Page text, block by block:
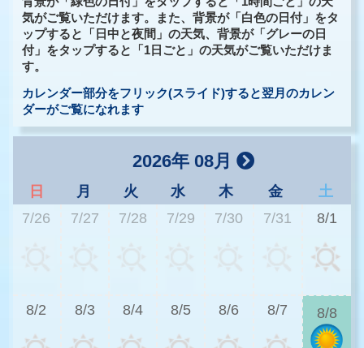
気がご覧いただけます。また、背景が「白色の日付」をタ
ップすると「日中と夜間」の天気、背景が「グレーの日
付」をタップすると「1日ごと」の天気がご覧いただけま
す。
カレンダー部分をフリック(スライド)すると翌月のカレン
ダーがご覧になれます
2026年 08月
日 月 火 水 木 金
土
7/26
7/27 7/28 7/29 7/30 7/31 8/1
8/2 8/3 8/4 8/5 8/6 8/7 8/8